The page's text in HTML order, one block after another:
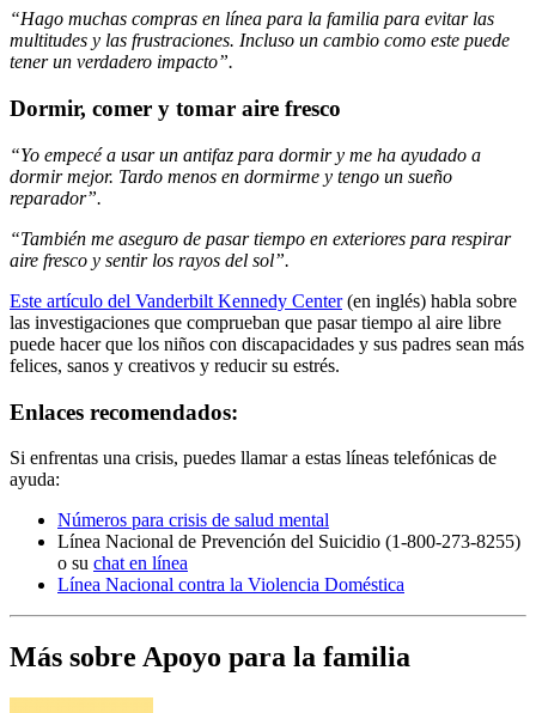
“Hago muchas compras en línea para la familia para evitar las
multitudes y las frustraciones. Incluso un cambio como este puede
tener un verdadero impacto”.
Dormir, comer y tomar aire fresco
“Yo empecé a usar un antifaz para dormir y me ha ayudado a
dormir mejor. Tardo menos en dormirme y tengo un sueño
reparador”.
“También me aseguro de pasar tiempo en exteriores para respirar
aire fresco y sentir los rayos del sol”.
Este artículo del Vanderbilt Kennedy Center(en inglés) habla sobre
las investigaciones que comprueban que pasar tiempo al aire libre
puede hacer que los niños con discapacidades y sus padres sean más
felices, sanos y creativos y reducir su estrés.
Enlaces recomendados:
Si enfrentas una crisis, puedes llamar a estas líneas telefónicas de
ayuda:
Números para crisis de salud mental
Línea Nacional de Prevención del Suicidio (1-800-273-8255)
o su chat en línea
Línea Nacional contra la Violencia Doméstica
Más sobre Apoyo para la familia